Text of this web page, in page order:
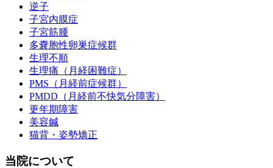
逆子
子宮内膜症
子宮筋腫
多嚢胞性卵巣症候群
生理不順
生理痛（月経困難症）
PMS（月経前症候群）
PMDD（月経前不快気分障害）
更年期障害
美容鍼
猫背・姿勢矯正
当院について